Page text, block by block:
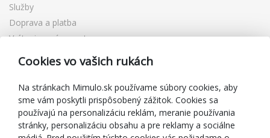
Služby
Doprava a platba
Vrátenie a výmena tovaru
Reklamácia
Darčekové poukážky
Zľavové kupóny
Blog
O predajcovi
Cookies vo vašich rukách
Na stránkach Mimulo.sk používame súbory cookies, aby
sme vám poskytli prispôsobený zážitok. Cookies sa
používajú na personalizáciu reklám, meranie používania
stránky, personalizáciu obsahu a pre reklamy a sociálne